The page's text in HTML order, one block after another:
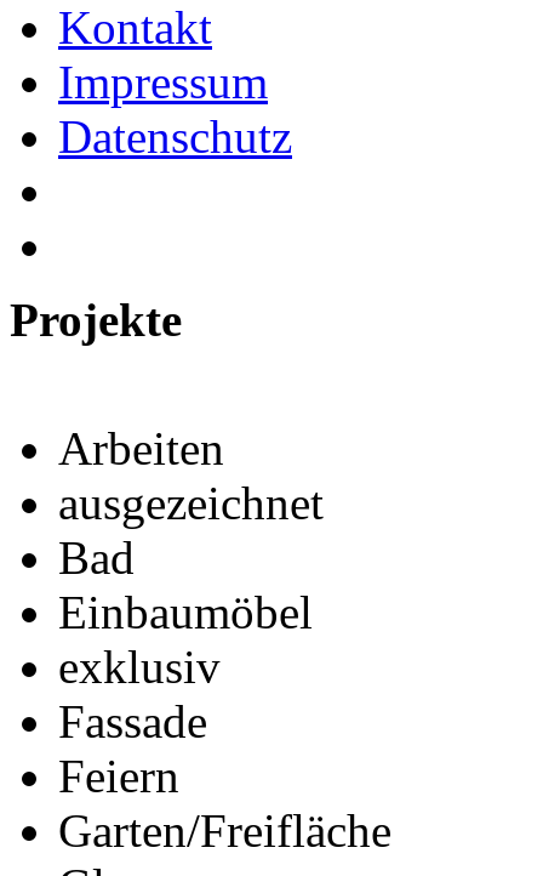
Kontakt
Impressum
Datenschutz
Projekte
Arbeiten
ausgezeichnet
Bad
Einbaumöbel
exklusiv
Fassade
Feiern
Garten/Freifläche